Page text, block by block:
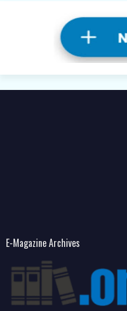
E-Magazine Archives